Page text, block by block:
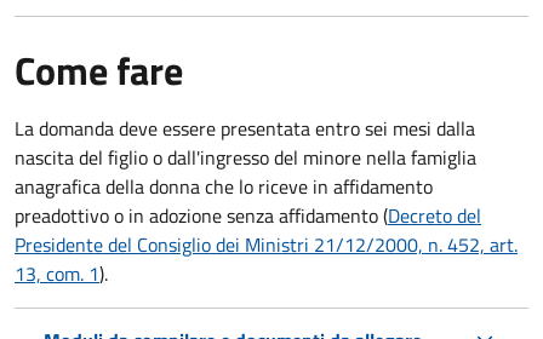
Come fare
La domanda deve essere presentataentro sei mesi dalla
nascita del figlio o dall'ingresso del minore nella famiglia
anagrafica della donna che lo riceve in affidamento
preadottivo o in adozione senza affidamento (Decreto del
Presidente del Consiglio dei Ministri 21/12/2000, n. 452, art.
13, com. 1).